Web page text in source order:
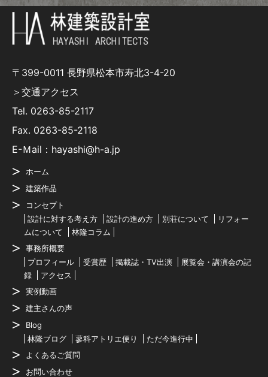
〒399-0011 長野県松本市寿北3-4-20
＞交通アクセス
Tel. 0263-85-2117
Fax. 0263-85-2118
E-Ｍail：hayashi@h-a.jp
ホーム
建築作品
コンセプト
設計に対する考え方
設計の進め方 別荘について
リフォー
ムについて
林隆コラム
事務所概要
プロフィール
受賞歴 掲載誌・TV出演
展覧会・講演会の記
録
アクセス
実例動画
建主さんの声
Blog
林隆ブログ
蓼科アトリエ便り
ただ今進行中
よくあるご質問
お問い合わせ